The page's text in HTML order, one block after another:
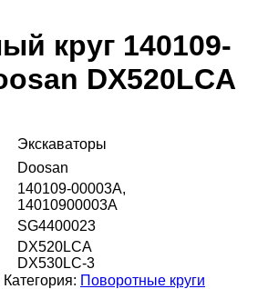
круг 140109-
DX520LCA
Экскаваторы
Doosan
140109-00003A,
14010900003A
SG4400023
DX520LCA
DX530LC-3
Категория: Поворотные круги